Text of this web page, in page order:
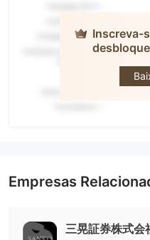
Inscreva-
Empresas
三晃証券株式